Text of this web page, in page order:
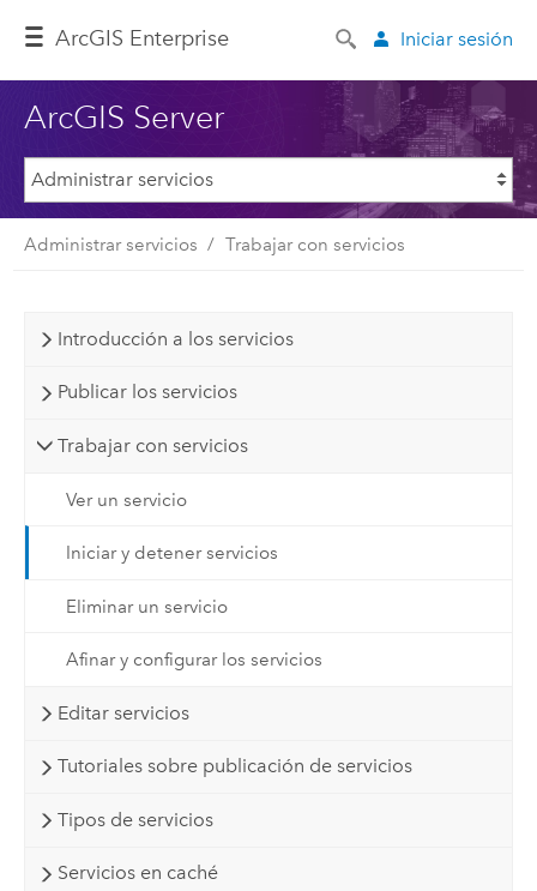
ArcGIS Enterprise Iniciar sesión
ArcGIS Server
Administrar servicios Trabajar con servicios
Introducción a los servicios
Publicar los servicios
Trabajar con servicios
Ver un servicio
Iniciar y detener servicios
Eliminar un servicio
Afinar y configurar los servicios
Editar servicios
Tutoriales sobre publicación de servicios
Tipos de servicios
Servicios en caché